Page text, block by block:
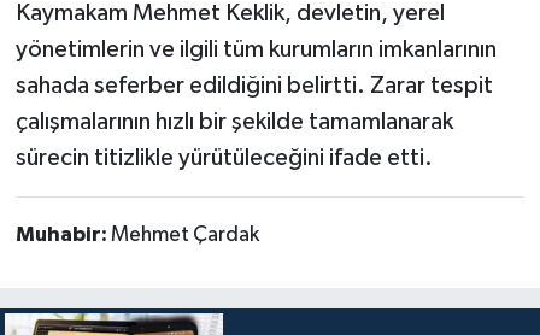
Kaymakam Mehmet Keklik, devletin, yerel
yönetimlerin ve ilgili tüm kurumların imkanlarının
sahada seferber edildiğini belirtti. Zarar tespit
çalışmalarının hızlı bir şekilde tamamlanarak
sürecin titizlikle yürütüleceğini ifade etti.
Muhabir: Mehmet Çardak